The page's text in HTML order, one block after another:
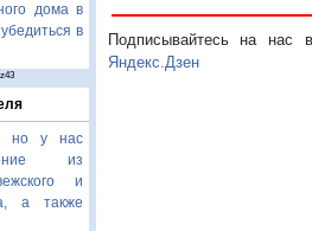
дома в
в
но у нас
из
и
а также
Подписывайтесь на нас
Яндекс.Дзен